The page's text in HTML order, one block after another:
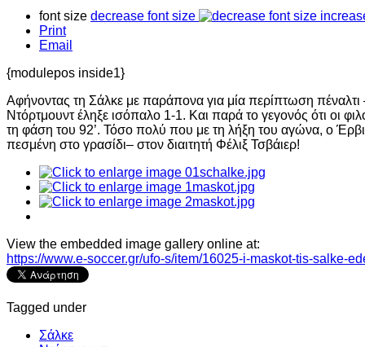
font size decrease font size
Print
Email
{modulepos inside1}
Αφήνοντας τη Σάλκε με παράπονα για μία περίπτωση
Ντόρτμουντ έληξε ισόπαλο 1-1. Και παρά το γεγονός ότι οι
τη φάση του 92’. Τόσο πολύ που με τη λήξη του αγώνα, ο
πεσμένη στο γρασίδι– στον διαιτητή Φέλιξ Τσβάιερ!
View the embedded image gallery online at:
https://www.e-soccer.gr/ufo-s/item/16025-i-maskot-tis-salke-
Tagged under
Σάλκε